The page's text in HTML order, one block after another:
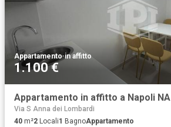
Appartamento·in affitto
1.100 €
Appartamento in affitto a Napoli NA
Via S Anna dei Lombardi
40 m²2 Locali1 BagnoAppartamento